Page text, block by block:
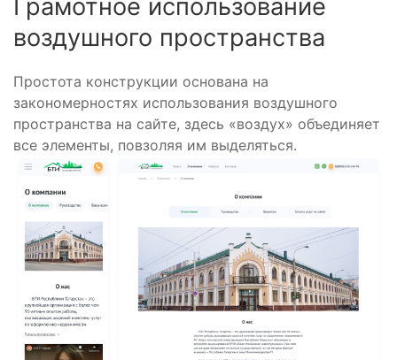
Грамотное использование
воздушного пространства
Простота конструкции основана на
закономерностях использования воздушного
пространства на сайте, здесь «воздух» объединяет
все элементы, повзоляя им выделяться.